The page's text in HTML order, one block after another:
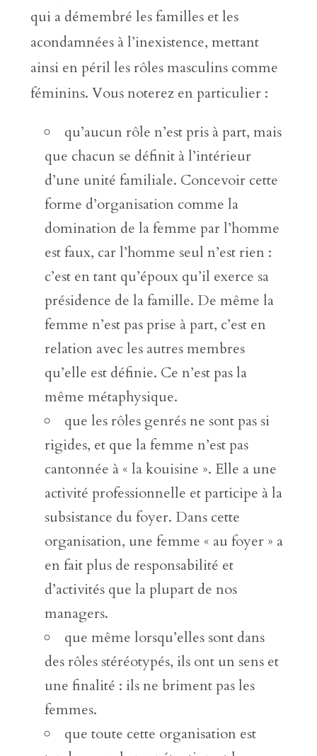
qui a démembré les familles et les
acondamnées à l’inexistence, mettant
ainsi en péril les rôles masculins comme
féminins. Vous noterez en particulier :
qu’aucun rôle n’est pris à part, mais
que chacun se définit à l’intérieur
d’une unité familiale. Concevoir cette
forme d’organisation comme la
domination de la femme par l’homme
est faux, car l’homme seul n’est rien :
c’est en tant qu’époux qu’il exerce sa
présidence de la famille. De même la
femme n’est pas prise à part, c’est en
relation avec les autres membres
qu’elle est définie. Ce n’est pas la
même métaphysique.
que les rôles genrés ne sont pas si
rigides, et que la femme n’est pas
cantonnée à « la kouisine ». Elle a une
activité professionnelle et participe à la
subsistance du foyer. Dans cette
organisation, une femme « au foyer » a
en fait plus de responsabilité et
d’activités que la plupart de nos
managers.
que même lorsqu’elles sont dans
des rôles stéréotypés, ils ont un sens et
une finalité : ils ne briment pas les
femmes.
que toute cette organisation est